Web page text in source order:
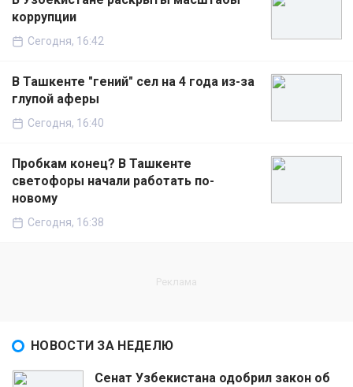
коррупции
Сегодня, 16:42
В Ташкенте "гений" сел на 4 года из-за
глупой аферы
Сегодня, 16:40
Пробкам конец? В Ташкенте
светофоры начали работать по-
новому
Сегодня, 16:38
НОВОСТИ ЗА НЕДЕЛЮ
Сенат Узбекистана одобрил закон об